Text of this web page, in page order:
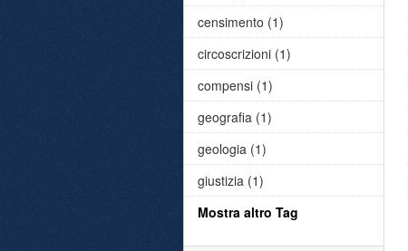
censimento (1)
circoscrizioni (1)
compensi (1)
geografia (1)
geologia (1)
giustizia (1)
Mostra altro Tag